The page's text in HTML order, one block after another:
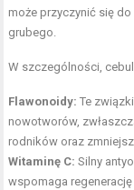
może przyczynić się
grubego.
W szczególności,
Flawonoidy: Te
nowotworów,
rodników oraz
Witaminę C: Silny
wspomaga regenerację